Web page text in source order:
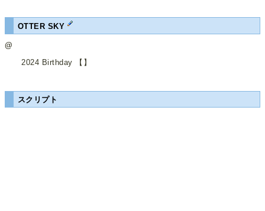
OTTER SKY
@
2024 Birthday 【】
スクリプト